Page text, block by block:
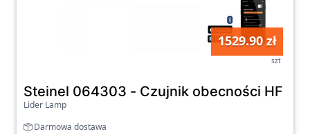
1529.90 zł
szt
Steinel 064303 - Czujnik obecności HF
Lider Lamp
Darmowa dostawa